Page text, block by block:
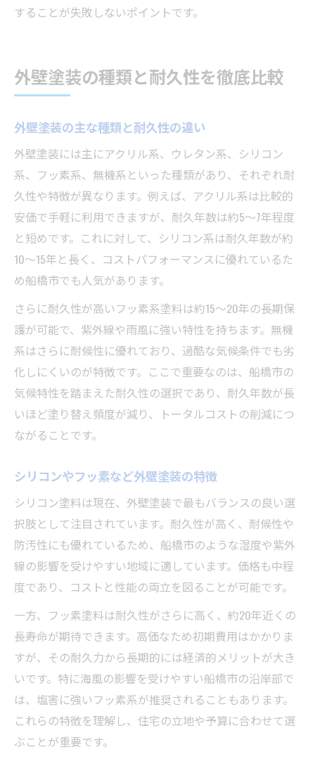
することが失敗しないポイントです。
外壁塗装の種類と耐久性を徹底比較
外壁塗装の主な種類と耐久性の違い
外壁塗装には主にアクリル系、ウレタン系、シリコン
系、フッ素系、無機系といった種類があり、それぞれ耐
久性や特徴が異なります。例えば、アクリル系は比較的
安価で手軽に利用できますが、耐久年数は約5〜7年程度
と短めです。これに対して、シリコン系は耐久年数が約
10〜15年と長く、コストパフォーマンスに優れているた
め船橋市でも人気があります。
さらに耐久性が高いフッ素系塗料は約15〜20年の長期保
護が可能で、紫外線や雨風に強い特性を持ちます。無機
系はさらに耐候性に優れており、過酷な気候条件でも劣
化しにくいのが特徴です。ここで重要なのは、船橋市の
気候特性を踏まえた耐久性の選択であり、耐久年数が長
いほど塗り替え頻度が減り、トータルコストの削減につ
ながることです。
シリコンやフッ素など外壁塗装の特徴
シリコン塗料は現在、外壁塗装で最もバランスの良い選
択肢として注目されています。耐久性が高く、耐候性や
防汚性にも優れているため、船橋市のような湿度や紫外
線の影響を受けやすい地域に適しています。価格も中程
度であり、コストと性能の両立を図ることが可能です。
一方、フッ素塗料は耐久性がさらに高く、約20年近くの
長寿命が期待できます。高価なため初期費用はかかりま
すが、その耐久力から長期的には経済的メリットが大き
いです。特に海風の影響を受けやすい船橋市の沿岸部で
は、塩害に強いフッ素系が推奨されることもあります。
これらの特徴を理解し、住宅の立地や予算に合わせて選
ぶことが重要です。